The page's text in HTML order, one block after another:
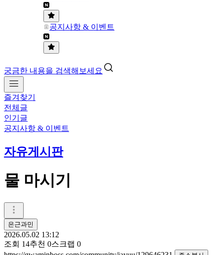
공지사항 & 이벤트
궁금한 내용을 검색해보세요
즐겨찾기
전체글
인기글
공지사항 & 이벤트
자유게시판
물 마시기
은근과민
2026.05.02 13:12
조회 14추천 0스크랩 0